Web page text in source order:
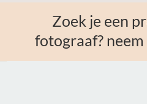
Zoek je een
fotograaf? neem